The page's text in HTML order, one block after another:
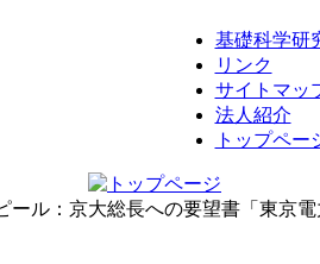
基礎科学研
リンク
サイトマッ
法人紹介
トップペー
ール：京大総長への要望書「東京